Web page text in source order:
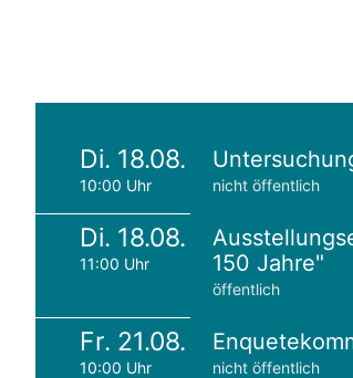
Di. 18.08.
10:00 Uhr nicht öffentlich
Di. 18.08.
11:00 Uhr
150 Jahre"
öffentlich
Fr. 21.08.
10:00 Uhr nicht öffentlich